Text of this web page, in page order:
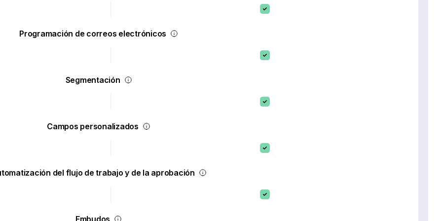
Programación de correos electrónicos
Segmentación
Campos personalizados
del flujo de trabajo y de la aprobación
Embudos